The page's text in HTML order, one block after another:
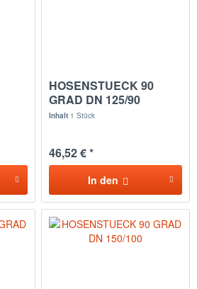
HOSENSTUECK 90
GRAD DN 125/90
Inhalt 1 Stück
46,52 € *
In den